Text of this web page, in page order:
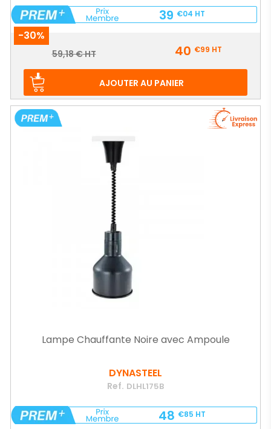
39 €04 HT
-30%
Prix
Prix
59,18 € HT 40 €99 HT
AJOUTER AU PANIER
Lampe Chauffante Noire avec Ampoule
DYNASTEEL
Ref. DLHL175B
48 €85 HT